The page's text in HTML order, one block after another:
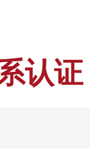
认